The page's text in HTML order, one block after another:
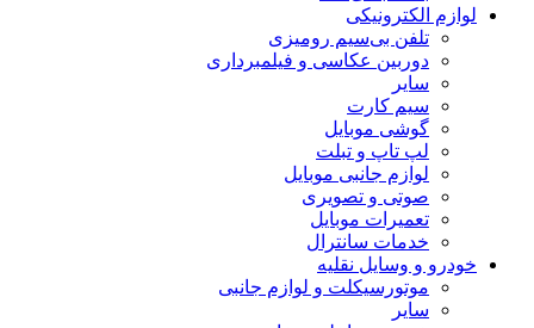
لوازم الکترونیکی
تلفن بی‌سیم رومیزی
دوربین عکاسی و فیلمبرداری
سایر
سیم کارت
گوشی موبایل
لپ تاپ و تبلت
لوازم جانبی موبایل
صوتی و تصویری
تعمیرات موبایل
خدمات سانترال
خودرو و وسایل نقلیه
موتورسیکلت و لوازم جانبی
سایر